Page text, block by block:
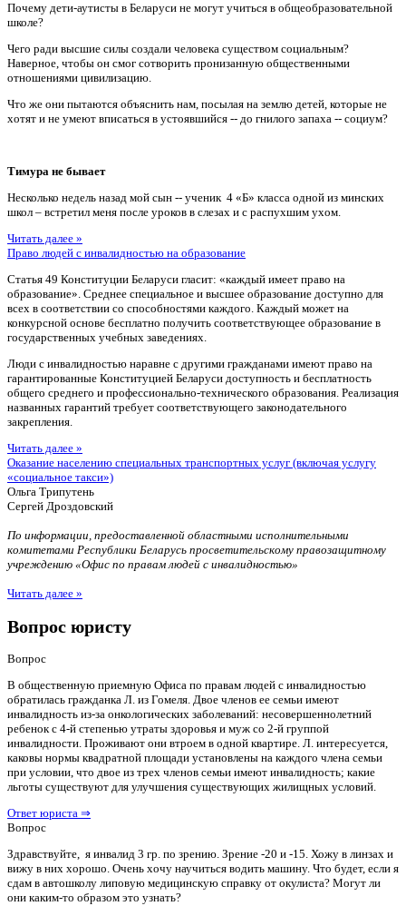
Почему дети-аутисты в Беларуси не могут учиться в общеобразовательной
школе?
Чего ради высшие силы создали человека существом социальным?
Наверное, чтобы он смог сотворить пронизанную общественными
отношениями цивилизацию.
Что же они пытаются объяснить нам, посылая на землю детей, которые не
хотят и не умеют вписаться в устоявшийся -- до гнилого запаха -- социум?
Тимура не бывает
Несколько недель назад мой сын -- ученик 4 «Б» класса одной из минских
школ – встретил меня после уроков в слезах и с распухшим ухом.
Читать далее »
Право людей с инвалидностью на образование
Статья 49 Конституции Беларуси гласит: «каждый имеет право на
образование». Среднее специальное и высшее образование доступно для
всех в соответствии со способностями каждого. Каждый может на
конкурсной основе бесплатно получить соответствующее образование в
государственных учебных заведениях.
Люди с инвалидностью наравне с другими гражданами имеют право на
гарантированные Конституцией Беларуси доступность и бесплатность
общего среднего и профессионально-технического образования. Реализация
названных гарантий требует соответствующего законодательного
закрепления.
Читать далее »
Оказание населению специальных транспортных услуг (включая услугу
«социальное такси»)
Ольга Трипутень
Сергей Дроздовский
По информации, предоставленной областными исполнительными
комитетами Республики Беларусь просветительскому правозащитному
учреждению «Офис по правам людей с инвалидностью»
Читать далее »
Вопрос юристу
Вопрос
В общественную приемную Офиса по правам людей с инвалидностью
обратилась гражданка Л. из Гомеля. Двое членов ее семьи имеют
инвалидность из-за онкологических заболеваний: несовершеннолетний
ребенок с 4-й степенью утраты здоровья и муж со 2-й группой
инвалидности. Проживают они втроем в одной квартире. Л. интересуется,
каковы нормы квадратной площади установлены на каждого члена семьи
при условии, что двое из трех членов семьи имеют инвалидность; какие
льготы существуют для улучшения существующих жилищных условий.
Ответ юриста ⇒
Вопрос
Здравствуйте, я инвалид 3 гр. по зрению. Зрение -20 и -15. Хожу в линзах и
вижу в них хорошо. Очень хочу научиться водить машину. Что будет, если я
сдам в автошколу липовую медицинскую справку от окулиста? Могут ли
они каким-то образом это узнать?